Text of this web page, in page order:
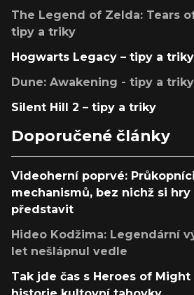
The Legend of Zelda: Tears
tipy a triky
Hogwarts Legacy – tipy a triky
Dune: Awakening - tipy a triky
Silent Hill 2 – tipy a triky
Doporučené články
Videoherní poprvé:
mechanismů, bez nichž si
představit
Hideo Kodžima: Legendární
let nešlápnul vedle
Tak jde čas s Heroes of Might